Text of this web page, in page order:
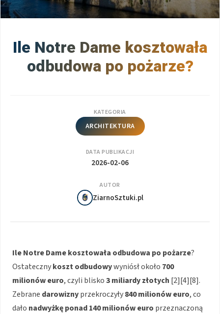
Ile Notre Dame kosztowała
odbudowa po pożarze?
KATEGORIA
ARCHITEKTURA
DATA PUBLIKACJI
2026-02-06
AUTOR
ZiarnoSztuki.pl
Ile Notre Dame kosztowała odbudowa po pożarze?
Ostatecznykoszt odbudowywyniósł około 700
milionów euro, czyli blisko3 miliardy złotych [2][4][8].
Zebrane darowiznyprzekroczyły840 milionów euro, co
dało nadwyżkę ponad 140 milionów euro przeznaczoną